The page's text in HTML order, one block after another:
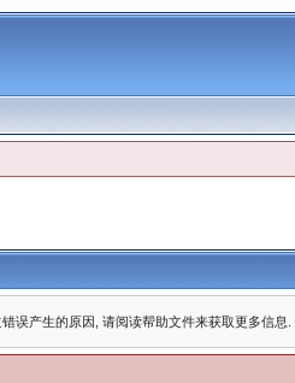
误产生的原因, 请阅读帮助文件来获取更多信息.